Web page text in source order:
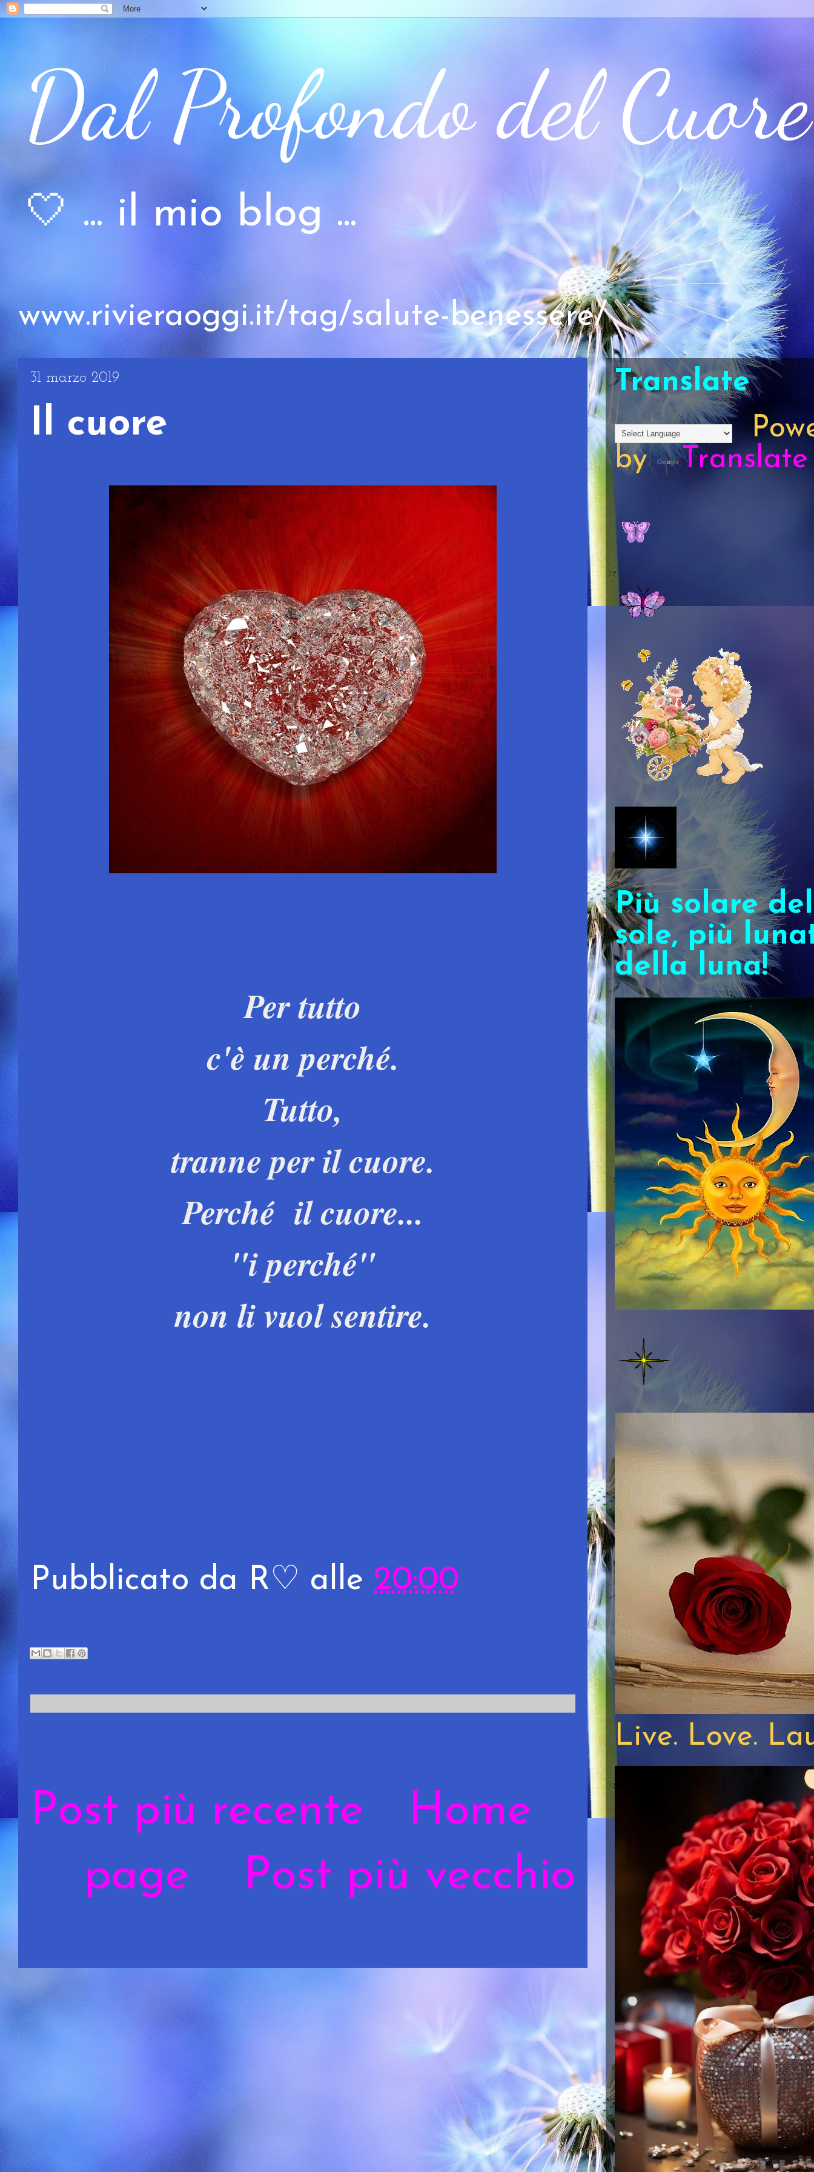
Dal Profondo del Cuore
🤍 ... il mio blog ...
www.rivieraoggi.it/tag/salute-benessere/
31 marzo 2019
Il cuore
Per tutto
c'è un perché.
Tutto,
tranne per il cuore.
Perché il cuore...
"i perché"
non li vuol sentire.
Pubblicato da R♡ alle 20:00
Post più recente
Post più vecchio
Home
page
Translate
by
Translate
Più solare del
sole, più
della luna!
Live. Love.